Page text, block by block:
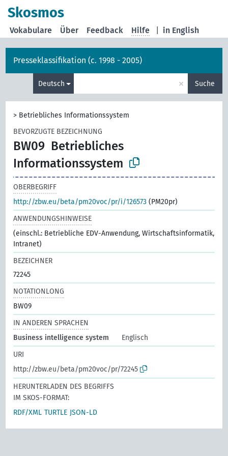
Skosmos
in English
Vokabulare Über Feedback Hilfe
Presseklassifikation (c. 1998 - 2005)
Deutsch × Suche
> Betriebliches Informationssystem
BEVORZUGTE BEZEICHNUNG
BW09 Betriebliches
Informationssystem
OBERBEGRIFF
http://zbw.eu/beta/pm20voc/pr/i/126573 (PM20pr)
ANWENDUNGSHINWEISE
(einschl.: Betriebliche EDV-Anwendung, Wirtschaftsinformatik,
Intranet)
BEZEICHNER
72245
NOTATIONLONG
BW09
IN ANDEREN SPRACHEN
Business intelligence system
Englisch
URI
http://zbw.eu/beta/pm20voc/pr/72245
HERUNTERLADEN DES BEGRIFFS
IM SKOS-FORMAT:
RDF/XML TURTLE JSON-LD